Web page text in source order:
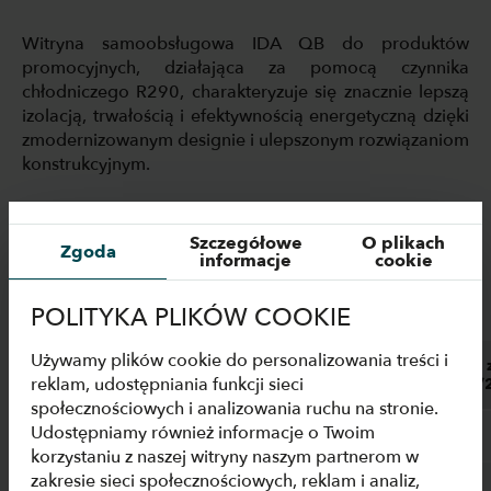
Witryna samoobsługowa IDA QB do produktów
promocyjnych, działająca za pomocą czynnika
chłodniczego R290, charakteryzuje się znacznie lepszą
izolacją, trwałością i efektywnością energetyczną dzięki
zmodernizowanym designie i ulepszonym rozwiązaniom
konstrukcyjnym.
nie są jedynie teoretyczne – potwierdzają je
szczegółowe testy przeprowadzone w laboratorium
FREOR, podczas których zużycie energii wyniosło
zaledwie:
Model
Stare zużycie
(kWh/24h)
Nowe
IDA QB GD 1250 3.6
Zgoda Szczegółowe
informacje
O plikach
cookie
POLITYKA PLIKÓW COOKIE
Używamy plików cookie do personalizowania treści i
reklam, udostępniania funkcji sieci
społecznościowych i analizowania ruchu na stronie.
Udostępniamy również informacje o Twoim
korzystaniu z naszej witryny naszym partnerom w
zakresie sieci społecznościowych, reklam i analiz,